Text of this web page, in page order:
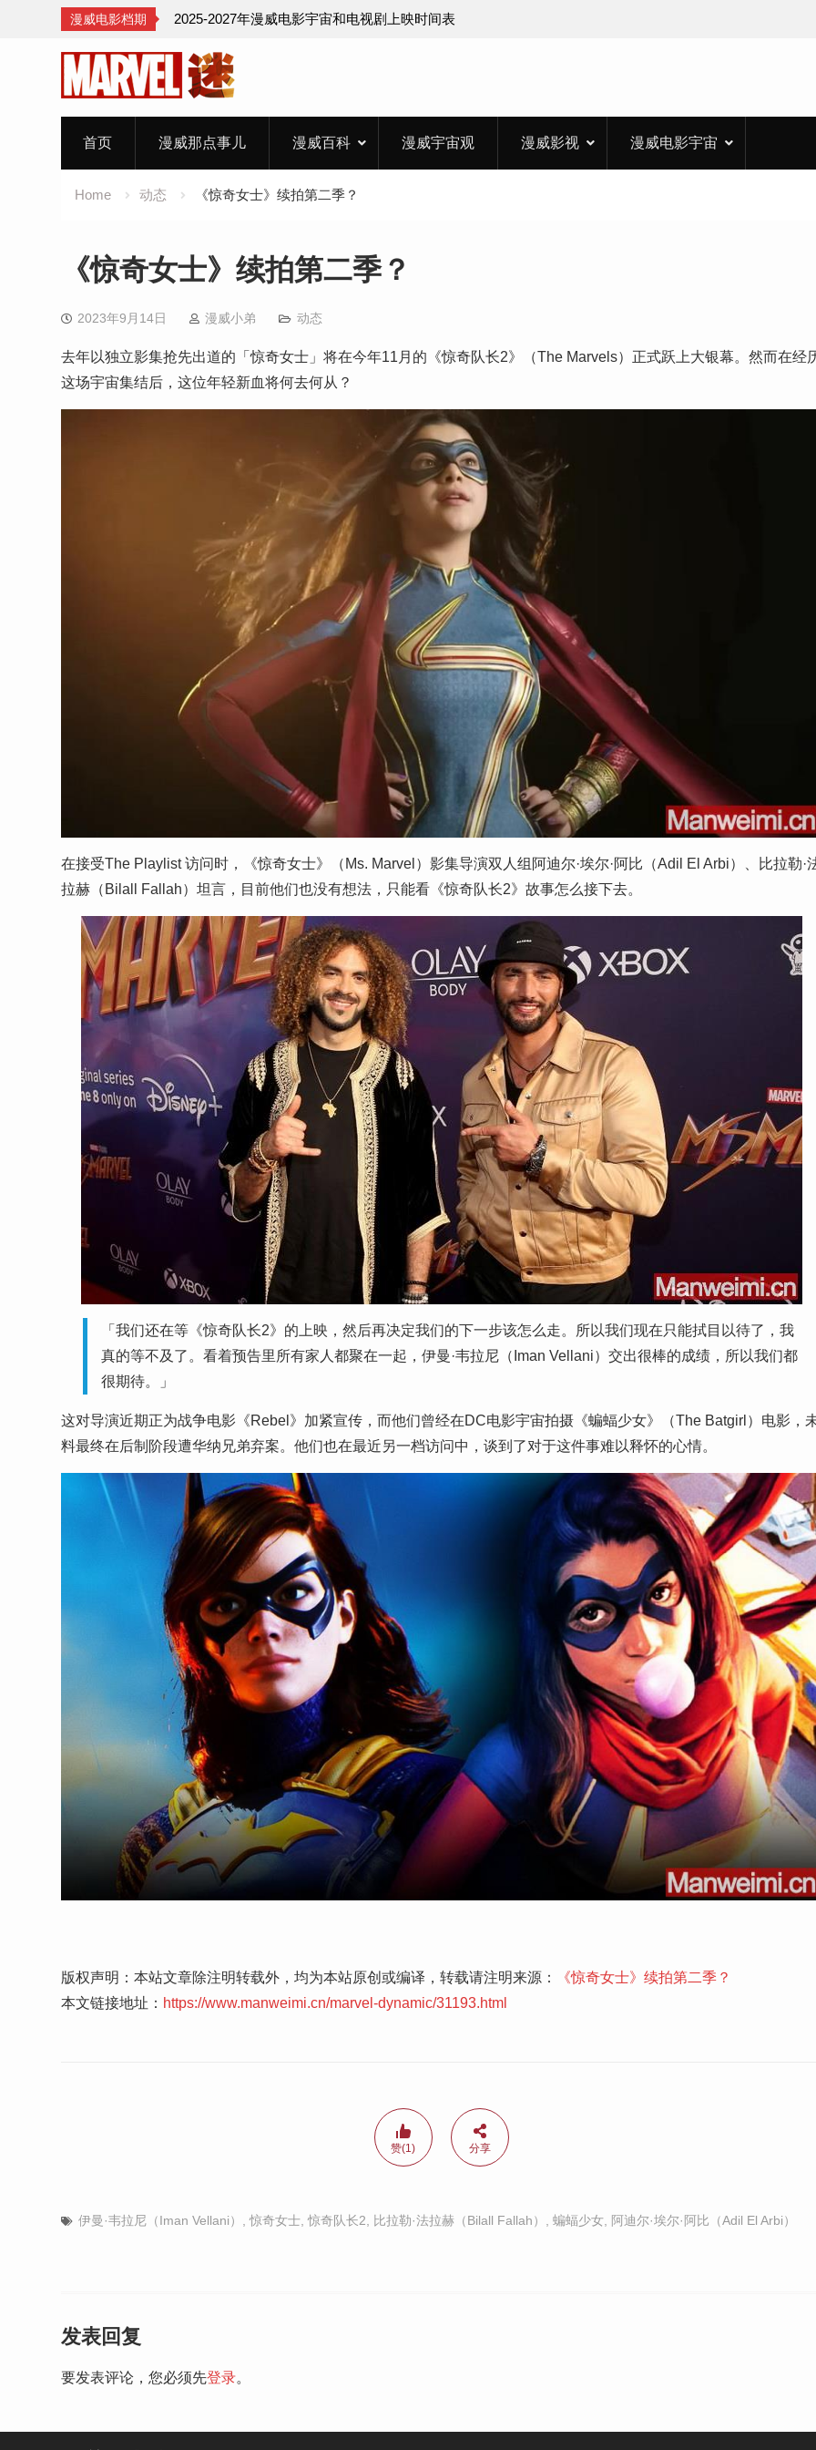
漫威电影档期
2025-2027年漫威电影宇宙和电视剧上映时间表
首页 漫威那点事儿 漫威百科 漫威宇宙观 漫威影视 漫威电影宇宙
Home 动态 《惊奇女士》续拍第二季？
《惊奇女士》续拍第二季？
2023年9月14日 漫威小弟 动态
去年以独立影集抢先出道的「惊奇女士」将在今年11月的《惊奇队长2》（The Marvels）正式跃上大银幕。然而在经
这场宇宙集结后，这位年轻新血将何去何从？
在接受The Playlist 访问时，《惊奇女士》（Ms. Marvel）影集导演双人组阿迪尔·埃尔·阿比（Adil El Arbi）、比拉勒·
拉赫（Bilall Fallah）坦言，目前他们也没有想法，只能看《惊奇队长2》故事怎么接下去。
「我们还在等《惊奇队长2》的上映，然后再决定我们的下一步该怎么走。所以我们现在只能拭目以待了，我
真的等不及了。看着预告里所有家人都聚在一起，伊曼·韦拉尼（Iman Vellani）交出很棒的成绩，所以我们都
很期待。」
这对导演近期正为战争电影《Rebel》加紧宣传，而他们曾经在DC电影宇宙拍摄《蝙蝠少女》（The Batgirl）电影，
料最终在后制阶段遭华纳兄弟弃案。他们也在最近另一档访问中，谈到了对于这件事难以释怀的心情。
版权声明：本站文章除注明转载外，均为本站原创或编译，转载请注明来源：
《惊奇女士》续拍第二季？
本文链接地址： https://www.manweimi.cn/marvel-dynamic/31193.html
赞(1) 分享
伊曼·韦拉尼（Iman Vellani） ,惊奇女士 ,惊奇队长2 比拉勒·法拉赫（Bilall Fallah） 蝙蝠少女 阿迪尔·埃尔·阿比（Adil El Arbi）
发表回复
要发表评论，您必须先登录。